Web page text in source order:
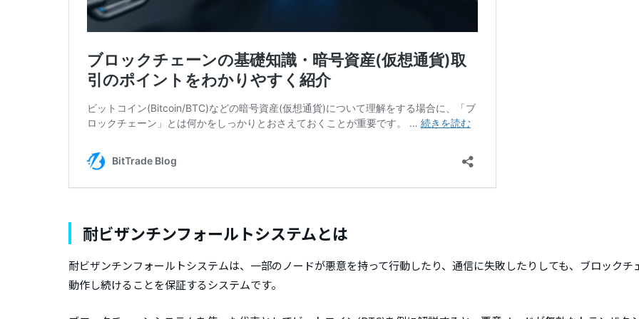
耐ビザンチンフォールトシステムとは
耐ビザンチンフォールトシステムは、一部のノードが悪意を持って行動したり、通信に失敗したりしても、ブロックチ
動作し続けることを保証するシステムです。